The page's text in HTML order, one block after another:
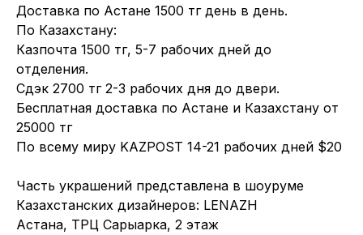
Доставка по Астане 1500 тг день в день.
По Казахстану:
Казпочта 1500 тг, 5-7 рабочих дней до
отделения.
Сдэк 2700 тг 2-3 рабочих дня до двери.
Бесплатная доставка по Астане и Казахстану от
25000 тг
По всему миру KAZPOST 14-21 рабочих дней $20
Часть украшений представлена в шоуруме
Казахстанских дизайнеров: LENAZH
Астана, ТРЦ Сарыарка, 2 этаж